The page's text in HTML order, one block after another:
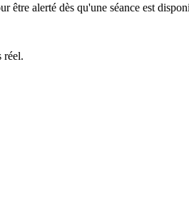
être alerté dès qu'une séance est
réel.